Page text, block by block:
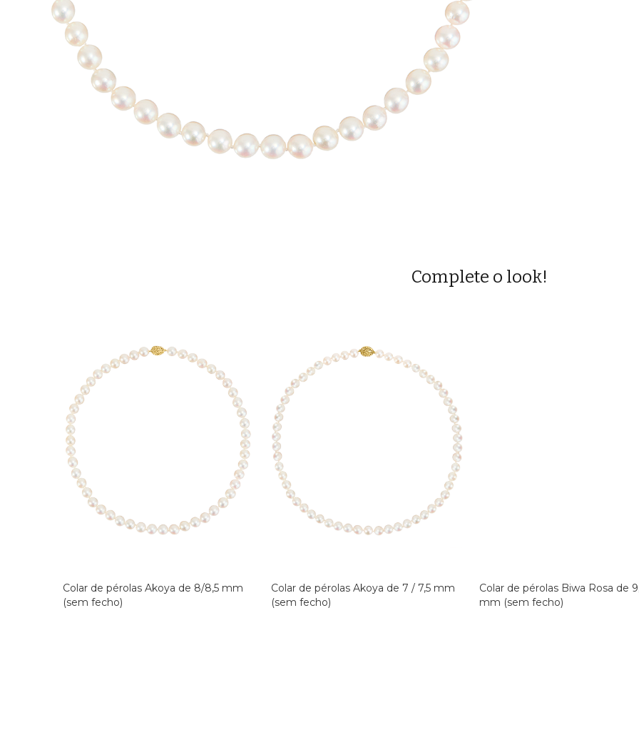
Complete o look!
Colar de pérolas Akoya de 8/8,5 mm
(sem fecho)
Colar de pérolas Akoya de 7 / 7,5 mm
(sem fecho)
Colar de pérolas Biwa Rosa de
mm (sem fecho)